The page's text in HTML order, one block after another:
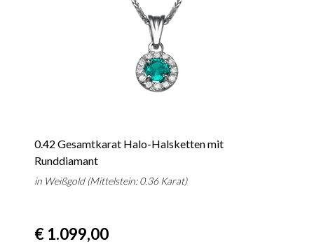
0.42 Gesamtkarat Halo-Halsketten mit
Runddiamant
in Weißgold (Mittelstein: 0.36 Karat)
€ 1.099,00